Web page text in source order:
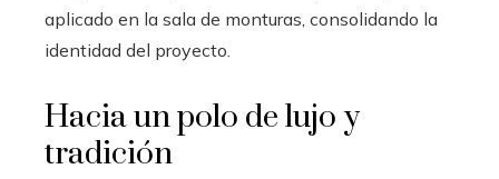
aplicado en la sala de monturas, consolidando la
identidad del proyecto.
Hacia un polo de lujo y
tradición